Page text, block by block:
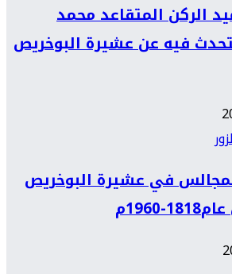
الركن المتقاعد محمد
فيه عن عشيرة البوخريص
في عشيرة البوخريص
1960م